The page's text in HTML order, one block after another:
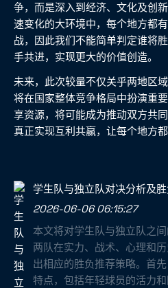
争，而是深入到经济、文化及创
速变化的大环境中，每个地方都
战，因此我们不能简单判定谁将
手共进，实现更大的价值创造。
未来，此次较量不仅关乎两地区
将在国家整体竞争格局中扮演重
享资源，将可能成为推动双方共
真正实现互利共赢，让每个地方
学生队与独立队对决分析及
2026-06-06 06:15:27
本文将对学生队与独立队之
两队在实力、战术、心理和
出相应的胜负推荐策略。首
特点，包括年轻球员的活力